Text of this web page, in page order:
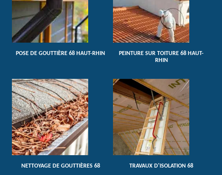
POSE DE GOUTTIÈRE 68 HAUT-RHIN
PEINTURE SUR TOITURE 68 HAUT-
RHIN
NETTOYAGE DE GOUTTIÈRES 68 TRAVAUX D'ISOLATION 68